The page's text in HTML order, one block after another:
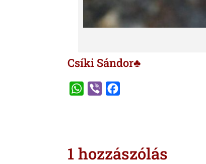
Csíki Sándor♣
W
A
o
1 hozzászólás